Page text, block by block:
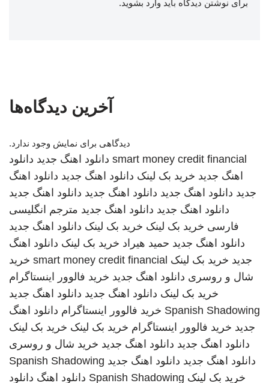
برای نوشتن دیدگاه باید وارد بشوید.
آخرین دیدگاه‌ها
دیدگاهی برای نمایش وجود ندارد.
smart money credit financial دانلود اهنگ جدید دانلود
اهنگ جدید خرید بک لینک دانلود اهنگ جدید دانلود اهنگ
جدید دانلود اهنگ جدید دانلود اهنگ جدید دانلود اهنگ جدید
دانلود اهنگ جدید دانلود اهنگ جدید مترجم انگلیسی
فارسی خرید بک لینک خرید بک لینک دانلود اهنگ جدید
دانلود اهنگ جدید حمید هیراد خرید بک لینک دانلود اهنگ
جدید خرید بک لینک smart money credit financial خرید
شال و روسری دانلود اهنگ جدید خرید فالوور اینستاگرام
خرید بک لینک دانلود اهنگ جدید دانلود اهنگ جدید
Spanish Shadowing خرید فالوور اینستاگرام دانلود اهنگ
جدید خرید فالوور اینستاگرام خرید بک لینک خرید بک لینک
دانلود اهنگ جدید دانلود اهنگ جدید خرید شال و روسری
دانلود اهنگ جدید دانلود اهنگ جدید Spanish Shadowing
خرید بک لینک Spanish Shadowing دانلود اهنگ دانلود